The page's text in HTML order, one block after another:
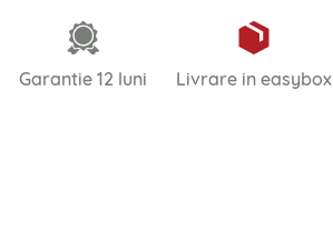
Garantie 12 luni Livrare in easybox